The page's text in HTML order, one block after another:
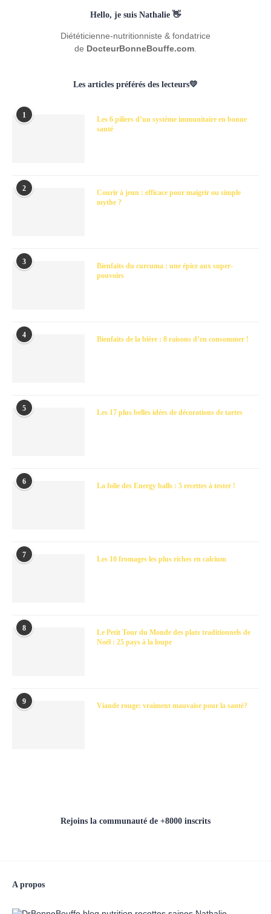
Hello, je suis Nathalie 👋
Diététicienne-nutritionniste & fondatrice
de DocteurBonneBouffe.com
Les articles préférés des lecteurs💛
1
Les 6 piliers d’un système immunitaire en bonne
santé
2
Courir à jeun : efficace pour maigrir ou simple
mythe ?
3
Bienfaits du curcuma : une épice aux super-
pouvoirs
4 Bienfaits de la bière : 8 raisons d’en consommer !
5 Les 17 plus belles idées de décorations de tartes
6 La folie des Energy balls : 5 recettes à tester !
7 Les 10 fromages les plus riches en calcium
8
Le Petit Tour du Monde des plats traditionnels de
Noël : 25 pays à la loupe
9 Viande rouge: vraiment mauvaise pour la santé?
Rejoins la communauté de +8000 inscrits
A propos